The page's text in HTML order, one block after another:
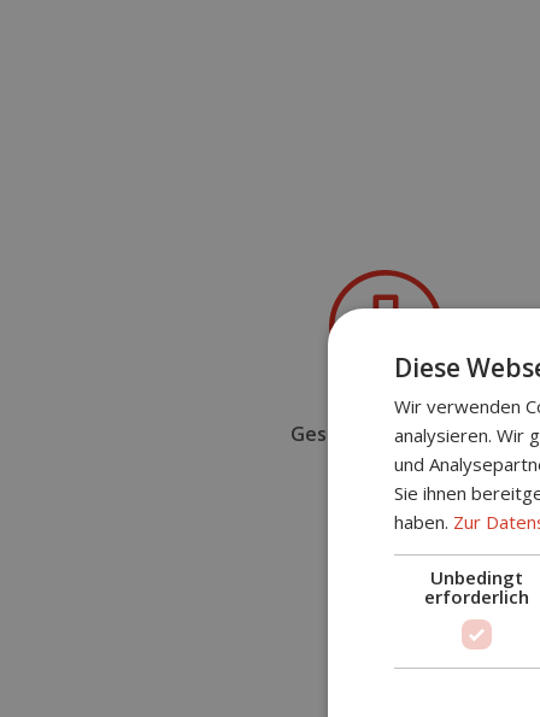
Gesundheitsbudget
Diese
Wir verwenden
analysieren. Wir
und
Sie ihnen
haben. Zur
Unbedingt
erforderlich